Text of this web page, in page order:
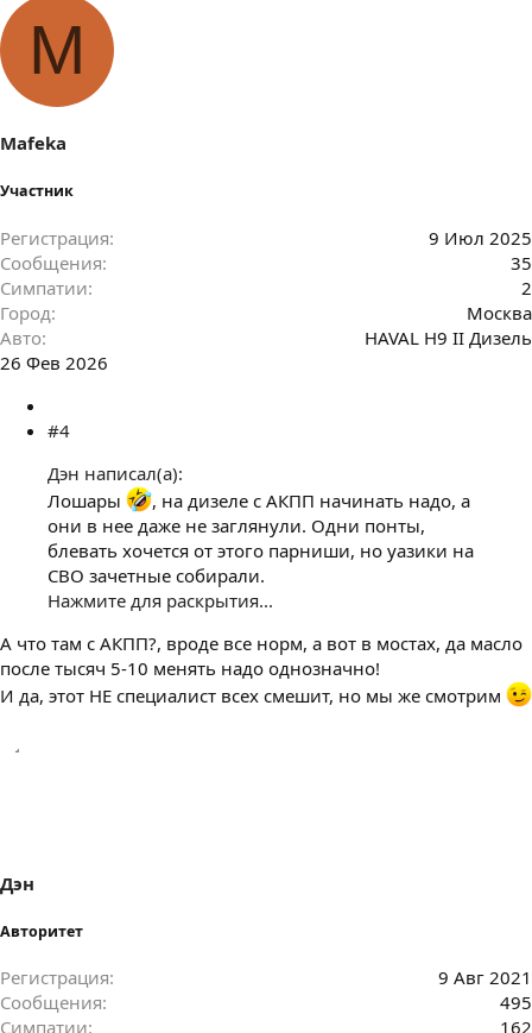
M
Mafeka
Участник
Регистрация
9 Июл 2025
Сообщения
35
Симпатии
2
Город
Москва
Авто
HAVAL H9 II Дизель
26 Фев 2026
#4
Дэн написал(а):
Лошары
, на дизеле с АКПП начинать надо, а
они в нее даже не заглянули. Одни понты,
блевать хочется от этого парниши, но уазики на
СВО зачетные собирали.
Нажмите для раскрытия...
А что там с АКПП?, вроде все норм, а вот в мостах, да масло
после тысяч 5-10 менять надо однозначно!
И да, этот НЕ специалист всех смешит, но мы же смотрим
Дэн
Авторитет
Регистрация
9 Авг 2021
Сообщения
495
Симпатии
162